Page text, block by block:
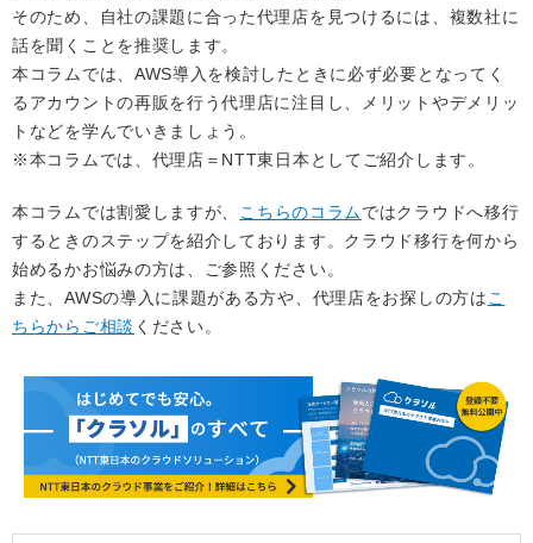
そのため、自社の課題に合った代理店を見つけるには、複数社に
話を聞くことを推奨します。
本コラムでは、AWS導入を検討したときに必ず必要となってく
るアカウントの再販を行う代理店に注目し、メリットやデメリッ
トなどを学んでいきましょう。
※本コラムでは、代理店＝NTT東日本としてご紹介します。
本コラムでは割愛しますが、 こちらのコラムではクラウドへ移行
するときのステップを紹介しております。クラウド移行を何から
始めるかお悩みの方は、ご参照ください。
また、AWSの導入に課題がある方や、代理店をお探しの方は こ
ちらからご相談 ください。